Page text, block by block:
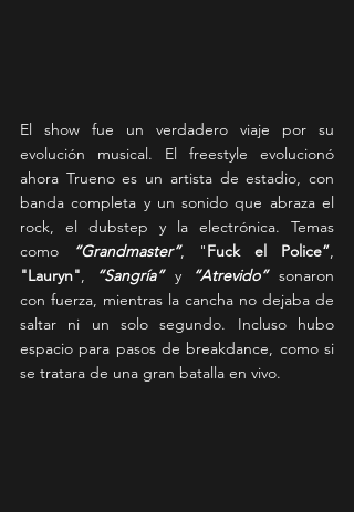
El show fue un verdadero viaje por su
evolución musical. El freestyle evolucionó
ahora Trueno es un artista de estadio, con
banda completa y un sonido que abraza el
rock, el dubstep y la electrónica. Temas
como
“Grandmaster”, "Fuck el Police”
"Lauryn", “Sangría” y “Atrevido” sonaron
con fuerza, mientras la cancha no dejaba de
saltar ni un solo segundo. Incluso hubo
espacio para pasos de breakdance, como si
se tratara de una gran batalla en vivo.